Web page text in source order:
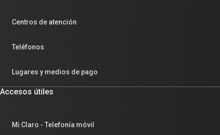
Centros de atención
Teléfonos
Lugares y medios de pago
Accesos útiles
Mi Claro - Telefonía móvil